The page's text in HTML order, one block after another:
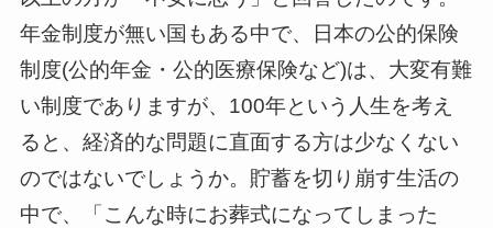
年金制度が無い国もある中で、日本の公的保険
制度(公的年金・公的医療保険など)は、大変有難
い制度でありますが、100年という人生を考え
ると、経済的な問題に直面する方は少なくない
のではないでしょうか。貯蓄を切り崩す生活の
中で、「こんな時にお葬式になってしまった